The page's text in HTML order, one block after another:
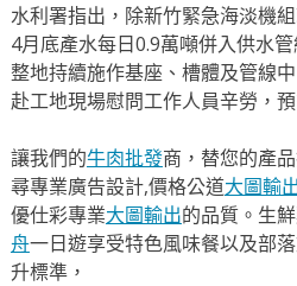
水利署指出，除新竹緊急海淡機
4月底產水每日0.9萬噸併入供水
整地持續施作基座、槽體及管線
赴工地現場慰問工作人員辛勞，
讓我們的牛肉批發商，替您的產
尋專業廣告設計,價格公道大圖輸
優仕彩專業大圖輸出的品質。生
舟一日遊享受特色風味餐以及部
升標準，